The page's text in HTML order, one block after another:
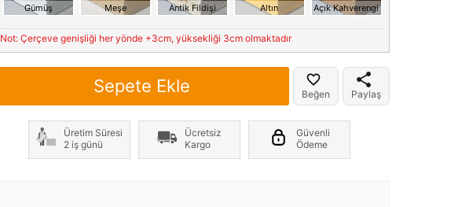
Gümüş Meşe Antik Fildişi Altın Açık Kahverengi
Not: Çerçeve genişliği her yönde +3cm, yüksekliği 3cm olmaktadır
Sepete Ekle Beğen Paylaş
Üretim Süresi
2 iş günü
Ücretsiz
Kargo
Güvenli
Ödeme